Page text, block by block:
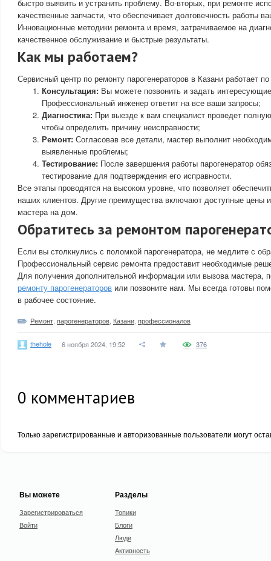
быстро выявить и устранить проблему. Во-вторых, при ремонте
качественные запчасти, что обеспечивает долговечность работы
Инновационные методики ремонта и время, затрачиваемое на
качественное обслуживание и быстрые результаты.
Как мы работаем?
Сервисный центр по ремонту парогенераторов в Казани работает
Консультация: Вы можете позвонить и задать
Профессиональный инженер ответит на все ваши запросы;
Диагностика: При выезде к вам специалист проведет
чтобы определить причину неисправности;
Ремонт: Согласовав все детали, мастер выполнит
выявленные проблемы;
Тестирование: После завершения работы парогенератор
тестирование для подтверждения его исправности.
Все этапы проводятся на высоком уровне, что позволяет
наших клиентов. Другие преимущества включают доступные цены
мастера на дом.
Обратитесь за ремонтом
Если вы столкнулись с поломкой парогенератора, не медлите с
Профессиональный сервис ремонта предоставит необходимые
Для получения дополнительной информации или вызова мастера,
ремонту парогенераторов или позвоните нам. Мы всегда готовы
в рабочее состояние.
Ремонт парогенераторов Казани профессионалов
thehole 6 ноября 2024, 19:52 376
0 комментариев
Только зарегистрированные и авторизованные пользователи могут
Вы можете
Зарегистрироваться
Войти
Разделы
Топики
Блоги
Люди
Активность